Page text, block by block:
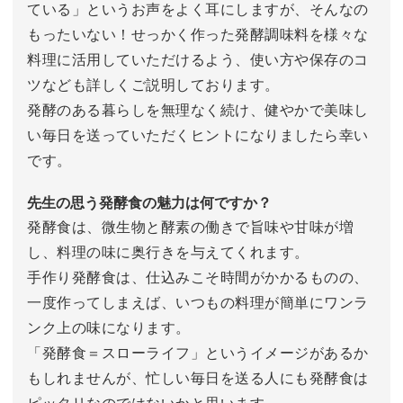
ている」というお声をよく耳にしますが、そんなの
もったいない！せっかく作った発酵調味料を様々な
料理に活用していただけるよう、使い方や保存のコ
ツなども詳しくご説明しております。
発酵のある暮らしを無理なく続け、健やかで美味し
い毎日を送っていただくヒントになりましたら幸い
です。
先生の思う発酵食の魅力は何ですか？
発酵食は、微生物と酵素の働きで旨味や甘味が増
し、料理の味に奥行きを与えてくれます。
手作り発酵食は、仕込みこそ時間がかかるものの、
一度作ってしまえば、いつもの料理が簡単にワンラ
ンク上の味になります。
「発酵食＝スローライフ」というイメージがあるか
もしれませんが、忙しい毎日を送る人にも発酵食は